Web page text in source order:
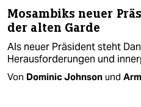
Mosambiks neuer
der alten Garde
Als neuer Präsident steht
Herausforderungen und
Von Dominic Johnson und